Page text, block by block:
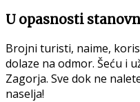
U opasnosti
Brojni turisti, naime,
dolaze na odmor. Šeću i
Zagorja. Sve dok ne
naselja!